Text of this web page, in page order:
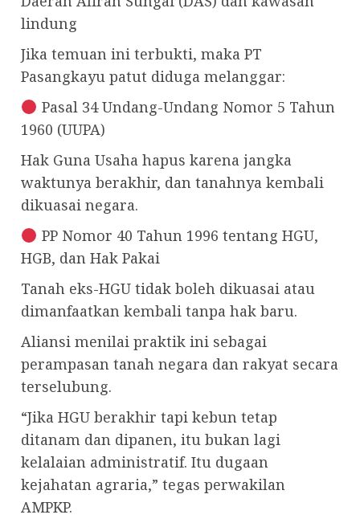
lindung
Jika temuan ini terbukti, maka PT
Pasangkayu patut diduga melanggar:
Pasal 34 Undang-Undang Nomor 5 Tahun
1960 (UUPA)
Hak Guna Usaha hapus karena jangka
waktunya berakhir, dan tanahnya kembali
dikuasai negara.
PP Nomor 40 Tahun 1996 tentang HGU,
HGB, dan Hak Pakai
Tanah eks-HGU tidak boleh dikuasai atau
dimanfaatkan kembali tanpa hak baru.
Aliansi menilai praktik ini sebagai
perampasan tanah negara dan rakyat secara
terselubung.
“Jika HGU berakhir tapi kebun tetap
ditanam dan dipanen, itu bukan lagi
kelalaian administratif. Itu dugaan
kejahatan agraria,” tegas perwakilan
AMPKP.